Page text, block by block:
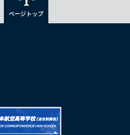
ページトップ